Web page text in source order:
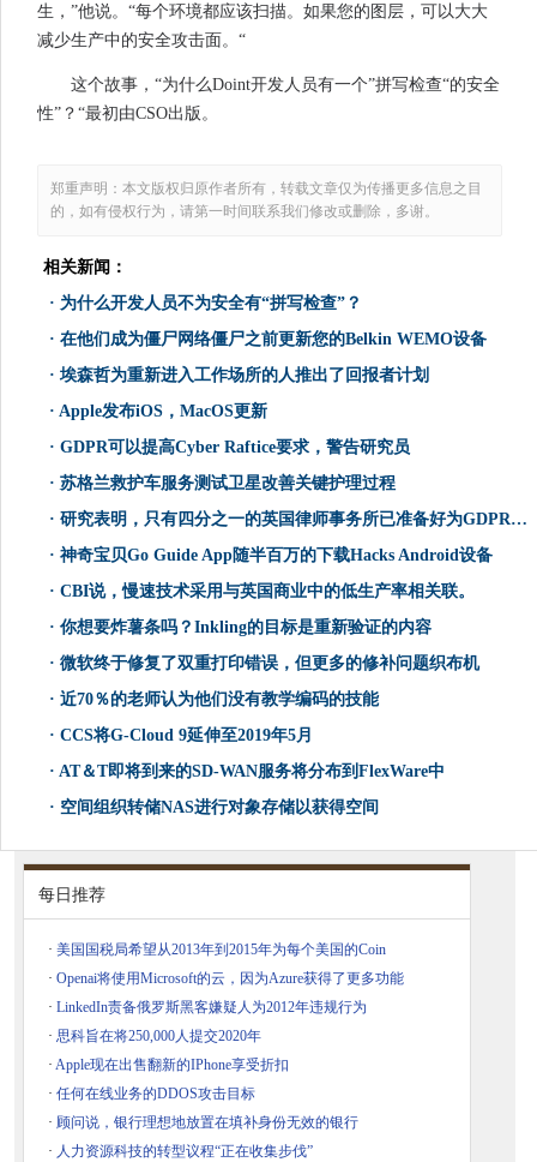
生，”他说。“每个环境都应该扫描。如果您的图层，可以大大
减少生产中的安全攻击面。“
这个故事，“为什么Doint开发人员有一个”拼写检查“的安全
性”？“最初由CSO出版。
郑重声明：本文版权归原作者所有，转载文章仅为传播更多信息之目
的，如有侵权行为，请第一时间联系我们修改或删除，多谢。
相关新闻：
· 为什么开发人员不为安全有“拼写检查”？
· 在他们成为僵尸网络僵尸之前更新您的Belkin WEMO设备
· 埃森哲为重新进入工作场所的人推出了回报者计划
· Apple发布iOS，MacOS更新
· GDPR可以提高Cyber​​ Raftice要求，警告研究员
· 苏格兰救护车服务测试卫星改善关键护理过程
· 研究表明，只有四分之一的英国律师事务所已准备好为GDPR提供
· 神奇宝贝Go Guide App随半百万的下载Hacks Android设备
· CBI说，慢速技术采用与英国商业中的低生产率相关联。
· 你想要炸薯条吗？Inkling的目标是重新验证的内容
· 微软终于修复了双重打印错误，但更多的修补问题织布机
· 近70％的老师认为他们没有教学编码的技能
· CCS将G-Cloud 9延伸至2019年5月
· AT＆T即将到来的SD-WAN服务将分布到FlexWare中
· 空间组织转储NAS进行对象存储以获得空间
每日推荐
· 美国国税局希望从2013年到2015年为每个美国的Coin
· Openai将使用Microsoft的云，因为Azure获得了更多功能
· LinkedIn责备俄罗斯黑客嫌疑人为2012年违规行为
· 思科旨在将250,000人提交2020年
· Apple现在出售翻新的IPhone享受折扣
· 任何在线业务的DDOS攻击目标
· 顾问说，银行理想地放置在填补身份无效的银行
· 人力资源科技的转型议程“正在收集步伐”